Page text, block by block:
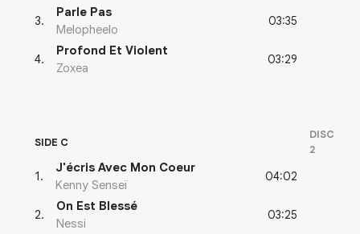
3.
Parle Pas
Melopheelo
03:35
4.
Profond Et Violent
Zoxea
03:29
SIDE C
DISC
2
1 .
J'écris Avec Mon Coeur
Kenny Senseï
04:02
2.
On Est Blessé
Nessi
03:25